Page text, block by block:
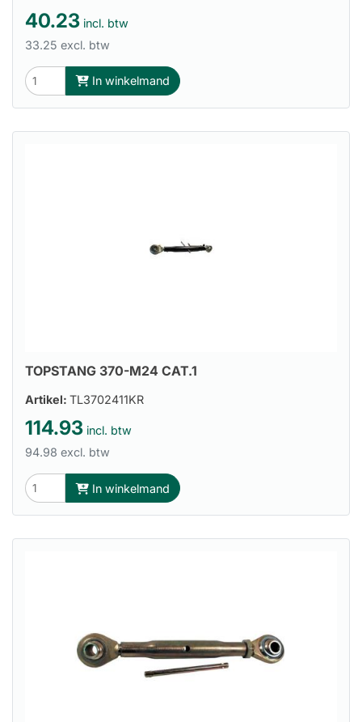
40.23 incl. btw
33.25 excl. btw
In winkelmand
TOPSTANG 370-M24 CAT.1
Artikel: TL3702411KR
114.93 incl. btw
94.98 excl. btw
In winkelmand